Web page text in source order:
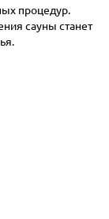
процедур.
сауны станет